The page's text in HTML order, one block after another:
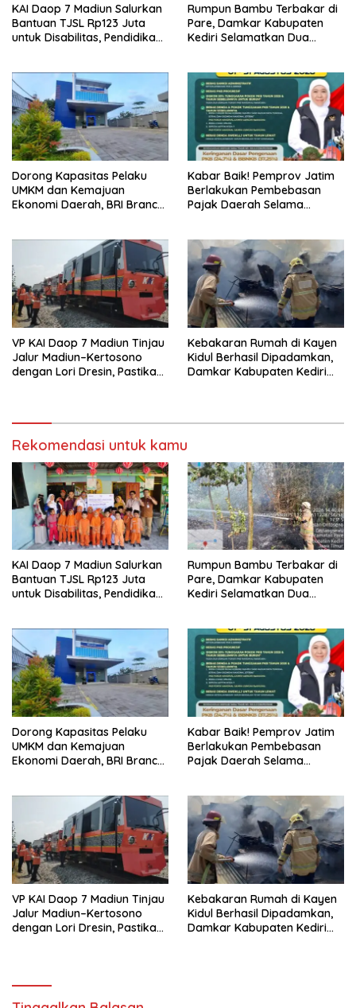
KAI Daop 7 Madiun Salurkan
Bantuan TJSL Rp123 Juta
untuk Disabilitas, Pendidikan,
Rumpun Bambu Terbakar di
Pare, Damkar Kabupaten
Kediri Selamatkan Dua
Dorong Kapasitas Pelaku
UMKM dan Kemajuan
Ekonomi Daerah, BRI Branch
Kabar Baik! Pemprov Jatim
Berlakukan Pembebasan
Pajak Daerah Selama
VP KAI Daop 7 Madiun Tinjau
Jalur Madiun–Kertosono
dengan Lori Dresin, Pastikan
Kebakaran Rumah di Kayen
Kidul Berhasil Dipadamkan,
Damkar Kabupaten Kediri
Rekomendasi untuk kamu
KAI Daop 7 Madiun Salurkan
Bantuan TJSL Rp123 Juta
untuk Disabilitas, Pendidikan,
Rumpun Bambu Terbakar di
Pare, Damkar Kabupaten
Kediri Selamatkan Dua
Dorong Kapasitas Pelaku
UMKM dan Kemajuan
Ekonomi Daerah, BRI Branch
Kabar Baik! Pemprov Jatim
Berlakukan Pembebasan
Pajak Daerah Selama
VP KAI Daop 7 Madiun Tinjau
Jalur Madiun–Kertosono
dengan Lori Dresin, Pastikan
Kebakaran Rumah di Kayen
Kidul Berhasil Dipadamkan,
Damkar Kabupaten Kediri